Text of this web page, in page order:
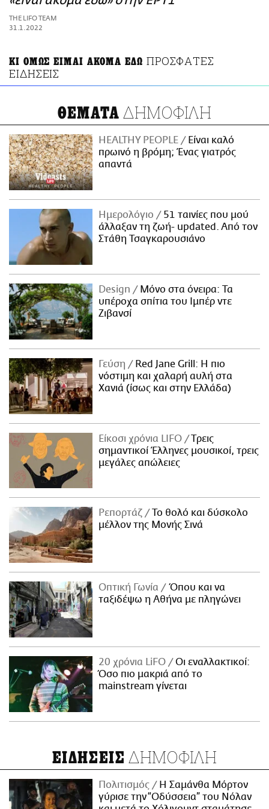
ΑΜΠΑ
PRINT
THE LIFO TEAM
31.1.2022
ΚΙ ΟΜΩΣ ΕΙΜΑΙ ΑΚΟΜΑ ΕΔΩ ΠΡΟΣΦΑΤΕΣ
ΕΙΔΗΣΕΙΣ
ΘΕΜΑΤΑ ΔΗΜΟΦΙΛΗ
HEALTHY PEOPLE
Είναι καλό
πρωινό η βρόμη; Ένας γιατρός
απαντά
Ημερολόγιο
51 ταινίες που μού
άλλαξαν τη ζωή- updated. Aπό τον
Στάθη Τσαγκαρουσιάνο
Design
Μόνο στα όνειρα: Τα
υπέροχα σπίτια του Ιμπέρ ντε
Ζιβανσί
Γεύση
Red Jane Grill: Η πιο
νόστιμη και χαλαρή αυλή στα
Χανιά (ίσως και στην Ελλάδα)
Είκοσι χρόνια LIFO
Tρεις
σημαντικοί Έλληνες μουσικοί, τρεις
μεγάλες απώλειες
Ρεπορτάζ
Το θολό και δύσκολο
μέλλον της Μονής Σινά
Οπτική Γωνία
Όπου και να
ταξιδέψω η Αθήνα με πληγώνει
20 χρόνια LiFO
Οι εναλλακτικοί:
Όσο πιο μακριά από το
mainstream γίνεται
ΕΙΔΗΣΕΙΣ ΔΗΜΟΦΙΛΗ
Πολιτισμός
Η Σαμάνθα Μόρτον
γύρισε την “Οδύσσεια” του Νόλαν